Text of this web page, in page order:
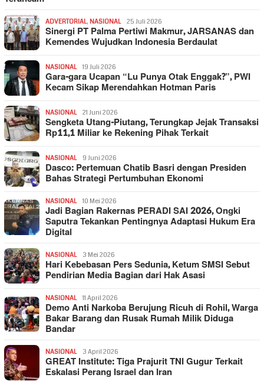
ADVERTORIAL, NASIONAL 25 Juli 2026
Sinergi PT Palma Pertiwi Makmur, JARSANAS dan
Kemendes Wujudkan Indonesia Berdaulat
NASIONAL 19 Juli 2026
Gara-gara Ucapan “Lu Punya Otak Enggak?”, PWI
Kecam Sikap Merendahkan Hotman Paris
NASIONAL 21 Juni 2026
Sengketa Utang-Piutang, Terungkap Jejak Transaksi
Rp11,1 Miliar ke Rekening Pihak Terkait
NASIONAL 9 Juni 2026
Dasco: Pertemuan Chatib Basri dengan Presiden
Bahas Strategi Pertumbuhan Ekonomi
NASIONAL 10 Mei 2026
Jadi Bagian Rakernas PERADI SAI 2026, Ongki
Saputra Tekankan Pentingnya Adaptasi Hukum Era
Digital
NASIONAL 3 Mei 2026
Hari Kebebasan Pers Sedunia, Ketum SMSI Sebut
Pendirian Media Bagian dari Hak Asasi
NASIONAL 11 April 2026
Demo Anti Narkoba Berujung Ricuh di Rohil, Warga
Bakar Barang dan Rusak Rumah Milik Diduga
Bandar
NASIONAL 3 April 2026
GREAT Institute: Tiga Prajurit TNI Gugur Terkait
Eskalasi Perang Israel dan Iran